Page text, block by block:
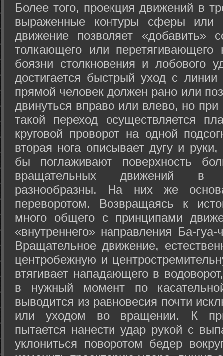
Более того, проекция движений в
выраженные контуры сферы или
движение позволяет «добавить»
толкающего или перетягивающего
боязни столкновения и лобового
достигается быстрый уход с
прямой человек должен рано или
двинуться вправо или влево, но
такой переход осуществляется
круговой проворот на одной
вторая нога описывает дугу и
бы поглаживают поверхность
вращательных движений в
разнообразны. На них же
переворотом. Возвращаясь к
много общего с принципами
«внутреннего» направления Ба-
Вращательное движение,
центробежную и
втягивает нападающего в
в нужный момент по
выводится из равновесия почти
или уходом во вращении. К
пытается нанести удар рукой с
уклониться поворотом бедер